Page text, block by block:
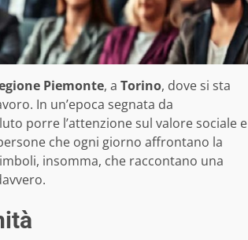
Piemonte, a Torino, dove si sta
In un’epoca segnata da
porre l’attenzione sul valore sociale e
che ogni giorno affrontano la
insomma, che raccontano una